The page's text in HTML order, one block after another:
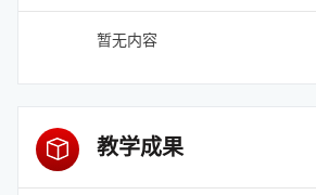
暂无内容
教学成果